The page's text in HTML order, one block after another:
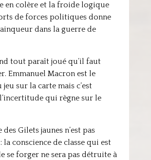
en colère et la froide logique
de forces politiques donne
dans la guerre de
tout paraît joué qu’il faut
Emmanuel Macron est le
sur la carte mais c’est
qui règne sur le
Gilets jaunes n’est pas
la conscience de classe qui est
se forger ne sera pas détruite à